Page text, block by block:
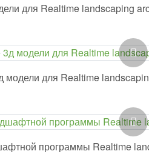
для Realtime landscaping
модели для Realtime
программы Realtime